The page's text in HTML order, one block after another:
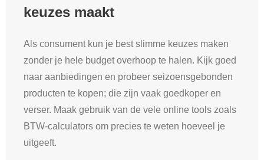
keuzes maakt
Als consument kun je best slimme keuzes maken
zonder je hele budget overhoop te halen. Kijk goed
naar aanbiedingen en probeer seizoensgebonden
producten te kopen; die zijn vaak goedkoper en
verser. Maak gebruik van de vele online tools zoals
BTW-calculators om precies te weten hoeveel je
uitgeeft.